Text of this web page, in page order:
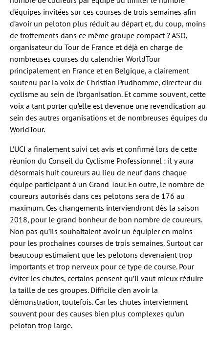
d’équipes invitées sur ces courses de trois semaines afin
d’avoir un peloton plus réduit au départ et, du coup, moins
de frottements dans ce même groupe compact ? ASO,
organisateur du Tour de France et déjà en charge de
nombreuses courses du calendrier WorldTour
principalement en France et en Belgique, a clairement
soutenu par la voix de Christian Prudhomme, directeur du
cyclisme au sein de l’organisation. Et comme souvent, cette
voix a tant porter qu’elle est devenue une revendication au
sein des autres organisations et de nombreuses équipes du
WorldTour.
L’UCI a finalement suivi cet avis et confirmé lors de cette
réunion du Conseil du Cyclisme Professionnel : il y aura
désormais huit coureurs au lieu de neuf dans chaque
équipe participant à un Grand Tour. En outre, le nombre de
coureurs autorisés dans ces pelotons sera de 176 au
maximum. Ces changements interviendront dès la saison
2018, pour le grand bonheur de bon nombre de coureurs.
Non pas qu’ils souhaitaient avoir un équipier en moins
pour les prochaines courses de trois semaines. Surtout car
beaucoup estimaient que les pelotons devenaient trop
importants et trop nerveux pour ce type de course. Pour
éviter les chutes, certains pensent qu’il vaut mieux réduire
la taille de ces groupes. Difficile d’en avoir la
démonstration, toutefois. Car les chutes interviennent
souvent pour des causes bien plus complexes qu’un
peloton trop large.